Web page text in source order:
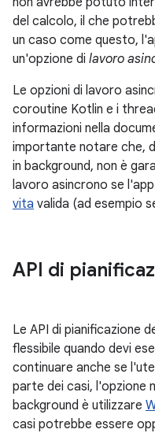
del calcolo, il che
un caso come questo,
un'opzione di lavoro
Le opzioni di lavoro
coroutine Kotlin e i
informazioni nella
importante notare che,
in background, non è
lavoro asincrono se l'app
vita valida (ad esempio
API di
Le API di pianificazione
flessibile quando devi
continuare anche se
parte dei casi, l'opzione
background è utilizzare
casi potrebbe essere